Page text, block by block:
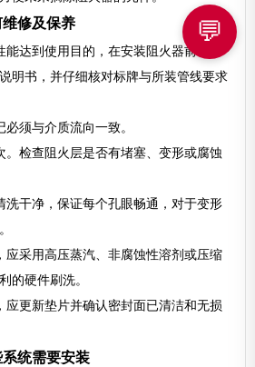
修及保养
达到使用目的，在安装阻火器前，必
明书，并仔细核对标牌与所装管线要求
须与介质流向一致。
。检查阻火层是否有堵塞、变形或腐蚀
洗干净，保证每个孔眼畅通，对于变形
应采用高压蒸汽、非腐蚀性溶剂或压缩
的硬件刷洗。
应更新垫片并确认密封面已清洁和无损
统需要安装
💬